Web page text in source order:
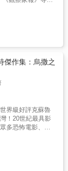
，而他的年輕徒
惑的世界祕密。
懼與懷疑之中。
相，逐步深入書
計、以知識為武
。本卷從諸多謎
毒書的線索、神
斯多德詼諧
及焚燒一切的火
以極致的畫功重
的修道院、陰影
教審判者、以及
調查加深，真相
？人性的欲望？
見證文明如何在
跨越文學與漫畫
思、歷史、懸疑
克德爾是個冷面
可說是文學、性
的深刻、細膩與
蜜家庭書寫』開
作者以銳利而細膩
熟悉，卻從未真
之家》中，那棟
著讓人會心一
的是滲著孤寂與
德爾，以文字與
裡最真實的陰影
話》導演）「以
白自身經歷，令
實自然的筆法，
讀者一旦翻閱就
嘉韻（張銘峰律
在圖像文學與回
崇的經典地位，
樂劇，勇奪五項
└佳評讚譽
《我和母親之
成為同志通俗文
』這個類別的榜
次歌頌同志的年
和原生家庭之間
心同志、同志歷
議題的讀者來
大偉（《同志文
作者，政治大學
克德爾是個冷面
的深刻、細膩與
蜜家庭書寫』開
與一流的敘事，
你發現自己不是
，一頭撞進一段
體兼具幽默、智
合哪一類人？●偏
、視覺實驗書的
靈性療癒吸引的讀
與裂縫的讀者
絡。」——真菌
Stamets）影響
、宗教與醫療、
，從何而來？滲
音樂、影像創作
菇？高登．華森
1986) 是摩根大
俄裔小兒科醫師。
的卡茨基爾山脈
牽著手在山間散
撼力。•《聖誕男
精美……動人且
薦：與高汀改變世
蠅王》。「這裡
毀在荒島，倖存
在耀眼的海灘上
、失落回憶的噩
界之外，他們必
不安、權力、貪
和恐懼團結的群
探險遊戲，終將
．高汀的曠世傑
圖像小說，由備
傑作集：烏撒之
界級好評克蘇魯
！20世紀最具影
多恐怖電影、遊
邊剛，打開了通
夢境的大門。那
夢境的男子，定